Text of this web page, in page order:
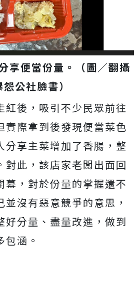
享便當份量。（圖／翻攝
怨公社臉書）
紅後，吸引不少民眾前往
實際拿到後發現便當菜色
分享主菜增加了香腸，整
對此，該店家老闆出面回
幕，對於份量的掌握還不
沒有惡意競爭的意思，
好分量、盡量改進，做到
包涵。